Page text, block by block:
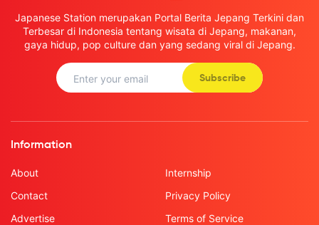
Japanese Station merupakan Portal Berita Jepang Terkini dan
Terbesar di Indonesia tentang wisata di Jepang, makanan,
gaya hidup, pop culture dan yang sedang viral di Jepang.
Subscribe
Information
About
Contact
Advertise
Internship
Privacy Policy
Terms of Service